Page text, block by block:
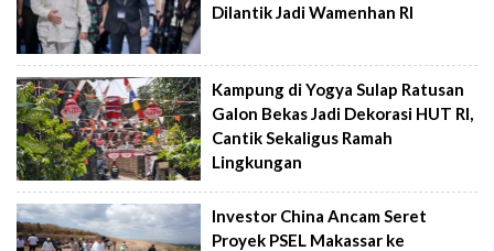
Dilantik Jadi Wamenhan RI
Kampung di Yogya Sulap Ratusan
Galon Bekas Jadi Dekorasi HUT RI,
Cantik Sekaligus Ramah
Lingkungan
Investor China Ancam Seret
Proyek PSEL Makassar ke